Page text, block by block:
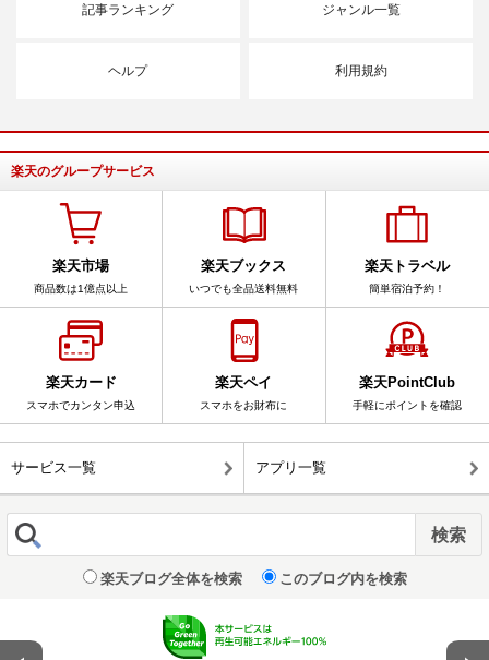
記事ランキング ジャンル一覧
ヘルプ 利用規約
楽天のグループサービス
楽天市場
商品数は1億点以上
楽天ブックス
いつでも全品送料無料
楽天トラベル
簡単宿泊予約！
楽天カード
スマホでカンタン申込
楽天ペイ
スマホをお財布に
楽天PointClub
手軽にポイントを確認
サービス一覧 アプリ一覧
楽天ブログ全体を検索 このブログ内を検索